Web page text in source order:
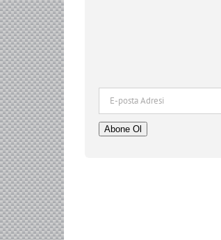
Adresi
Abone Ol